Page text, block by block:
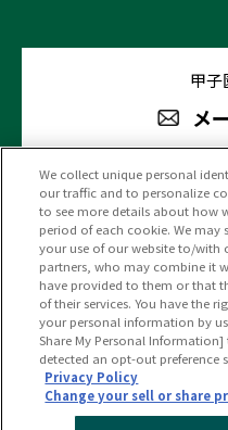
甲子
メ
阪神甲子
(c)HANSHIN
PC
We collect unique personal
our traffic and to personalize
to see more details about how
period of each cookie. We
your use of our website to/with
partners, who may combine it
have provided to them or that
of their services. You have the
your personal information by
Share My Personal
detected an opt-out preference
Privacy Policy
Change your sell or share